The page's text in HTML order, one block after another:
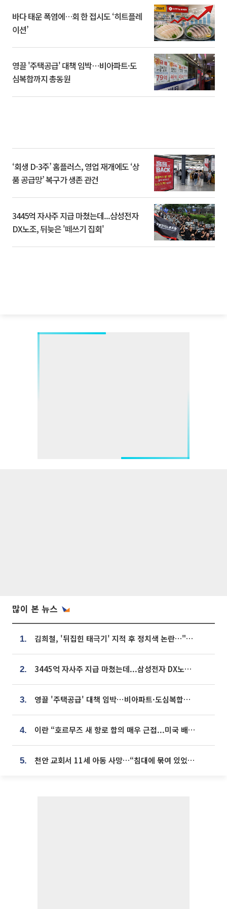
바다 태운 폭염에…회 한 접시도 ‘히트플레
이션’
영끌 '주택공급' 대책 임박⋯비아파트·도
심복합까지 총동원
‘회생 D-3주’ 홈플러스, 영업 재개에도 ‘상
품 공급망’ 복구가 생존 관건
3445억 자사주 지급 마쳤는데...삼성전자
DX노조, 뒤늦은 '떼쓰기 집회'
많이 본 뉴스
1. 김희철, '뒤집힌 태극기' 지적 후 정치색 논란…"좌우 떠나 우리나라 국기"
2. 3445억 자사주 지급 마쳤는데...삼성전자 DX노조, 뒤늦은 '떼쓰기 집회'
3. 영끌 '주택공급' 대책 임박⋯비아파트·도심복합까지 총동원
4. 이란 “호르무즈 새 항로 합의 매우 근접...미국 배상 먼저”
5. 천안 교회서 11세 아동 사망…“침대에 묶여 있었다” 진술 확보